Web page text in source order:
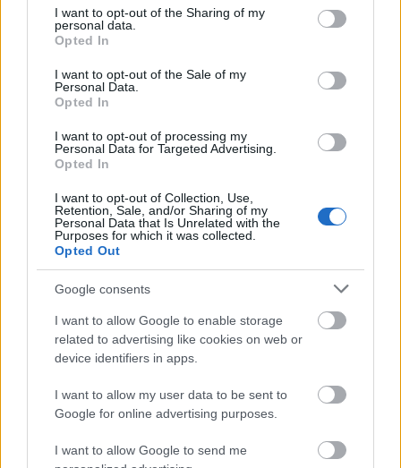
not limited to your visit or usage behaviour. You may click to
grant or deny consent to Google and its third-party tags to
use your data for below specified purposes in below Google
consent section.
I want to opt-out of the Sharing of my
personal data.
Opted In
I want to opt-out of the Sale of my
Personal Data.
Opted In
I want to opt-out of processing my
Personal Data for Targeted Advertising.
Opted In
I want to opt-out of Collection, Use,
Retention, Sale, and/or Sharing of my
Personal Data that Is Unrelated with the
Purposes for which it was collected.
Opted Out
Google consents
I want to allow Google to enable storage
related to advertising like cookies on web or
device identifiers in apps.
I want to allow my user data to be sent to
Google for online advertising purposes.
I want to allow Google to send me
Megosztás
Messengeren
Itt állíthatod be, hogy a Google
keresőben könnyebben megtaláld a
glamour.hu cikkeit